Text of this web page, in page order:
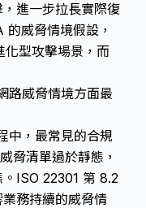
進一步拉長實際復
威脅情境假設，
化型攻擊場景，而
路威脅情境方面最
中，最常見的合規
脅清單過於靜態，
ISO 22301 第 8.2
務持續的威脅情